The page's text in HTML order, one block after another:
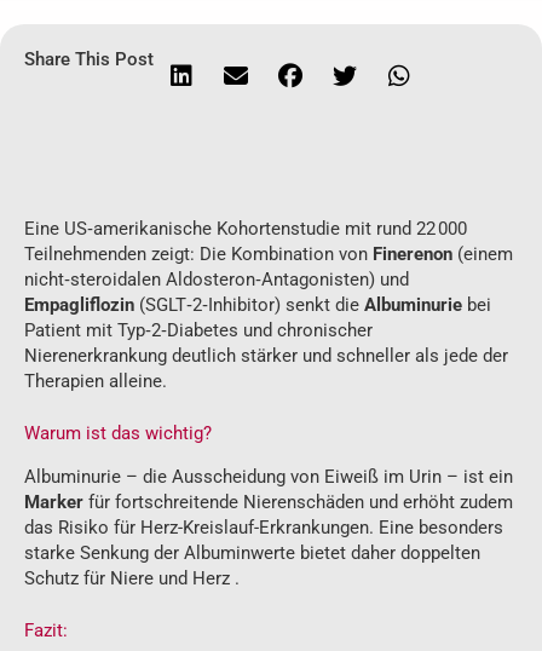
Share This Post
Eine US‑amerikanische Kohortenstudie mit rund 22 000
Teilnehmenden zeigt: Die Kombination von Finerenon (einem
nicht‑steroidalen Aldosteron‑Antagonisten) und
Empagliflozin (SGLT‑2‑Inhibitor) senkt die Albuminurie bei
Patient mit Typ‑2‑Diabetes und chronischer
Nierenerkrankung deutlich stärker und schneller als jede der
Therapien alleine.
Warum ist das wichtig?
Albuminurie – die Ausscheidung von Eiweiß im Urin – ist ein
Marker für fortschreitende Nierenschäden und erhöht zudem
das Risiko für Herz-Kreislauf-Erkrankungen. Eine besonders
starke Senkung der Albuminwerte bietet daher doppelten
Schutz für Niere und Herz .
Fazit: